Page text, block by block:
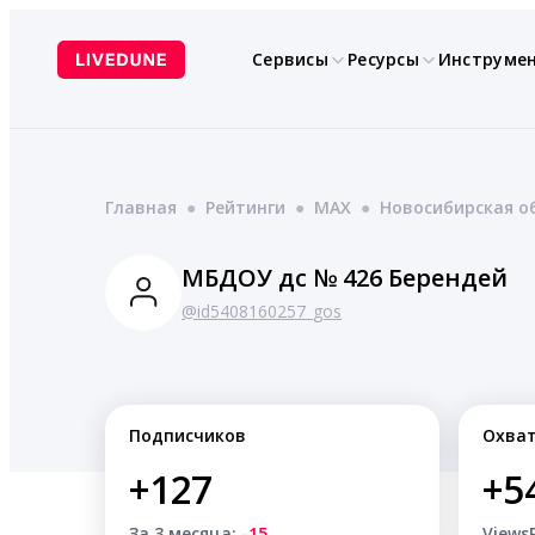
содержимому
Сервисы Ресурсы
Главная ● Рейтинги ● MAX ● Новосибирская
МБДОУ дс № 426 Берендей
@id5408160257_gos
Подписчиков
+127